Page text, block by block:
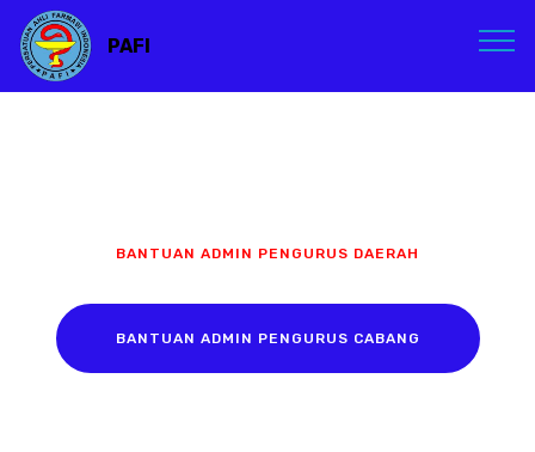
PAFI
BANTUAN ADMIN PENGURUS DAERAH
BANTUAN ADMIN PENGURUS CABANG